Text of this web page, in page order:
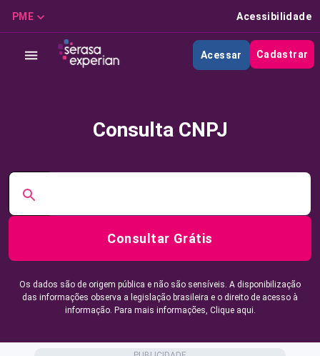
PME Acessibilidade
Acessar Cadastrar
Consulta CNPJ
Consultar Grátis
Os dados são de origem pública e não são sensíveis. A disponibilização
das informações observa a legislação brasileira e o direito de acesso à
informação. Para mais informações, Clique aqui.